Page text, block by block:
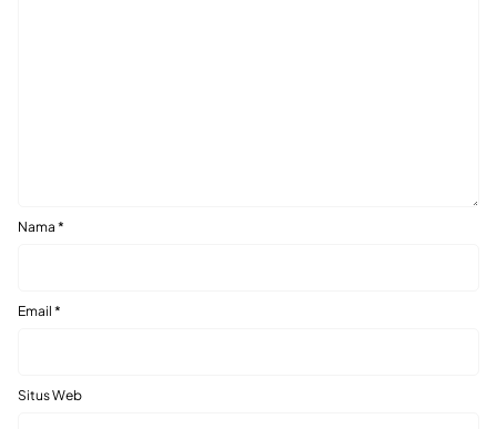
Nama *
Email *
Situs Web